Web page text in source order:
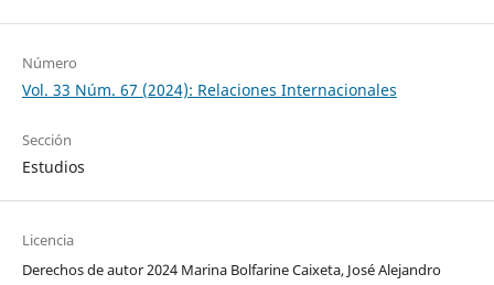
Número
Vol. 33 Núm. 67 (2024): Relaciones Internacionales
Sección
Estudios
Licencia
Derechos de autor 2024 Marina Bolfarine Caixeta, José Alejandro